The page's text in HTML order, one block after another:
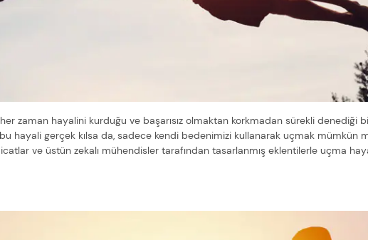
zaman hayalini kurduğu ve başarısız olmaktan korkmadan sürekli denediği
hayali gerçek kılsa da, sadece kendi bedenimizi kullanarak uçmak mümkün
ve üstün zekalı mühendisler tarafından tasarlanmış eklentilerle uçma